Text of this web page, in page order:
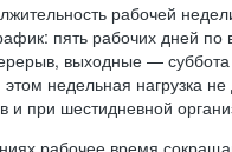
рабочей
пять рабочих дней по
выходные — суббота
недельная нагрузка
и при шестидневной
рабочее время